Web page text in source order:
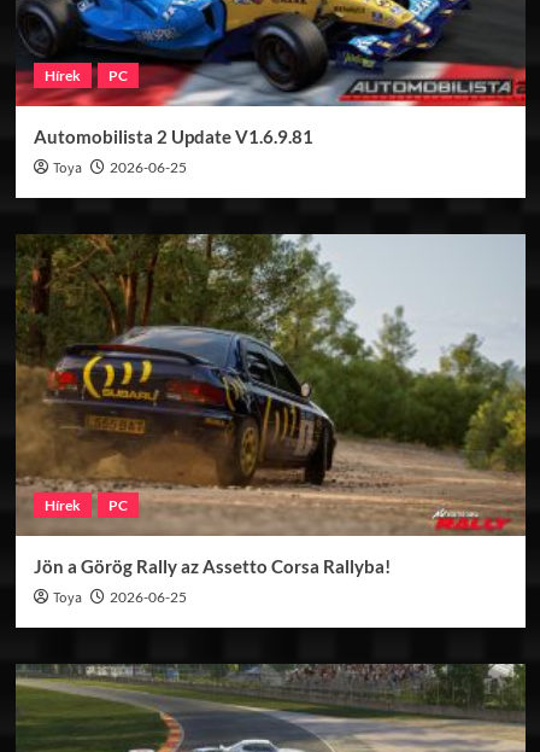
Hírek PC
Automobilista 2 Update V1.6.9.81
Toya 2026-06-25
Hírek PC
Jön a Görög Rally az Assetto Corsa Rallyba!
Toya 2026-06-25